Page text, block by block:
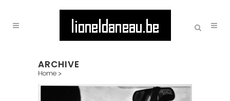
ARCHIVE
Home >